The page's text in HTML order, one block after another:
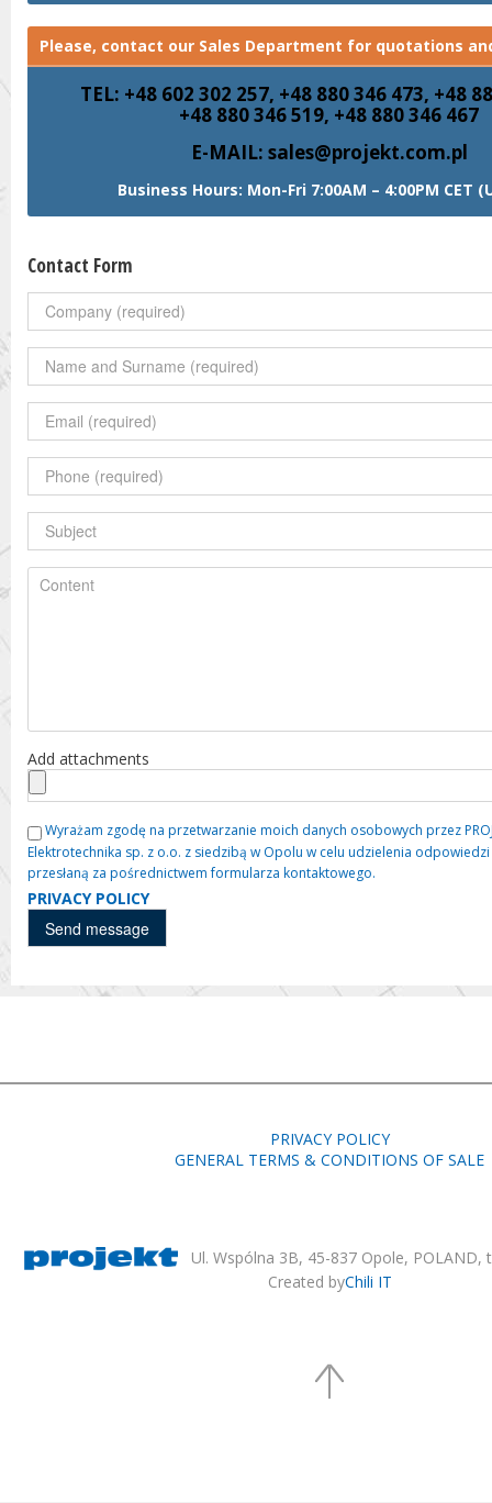
Please, contact our Sales Department for quotations
TEL: +48 602 302 257, +48 880 346 473, +48
+48 880 346 519, +48 880 346 467
E-MAIL: sales@projekt.com.pl
Business Hours: Mon-Fri 7:00AM – 4:00PM CET
Contact Form
Add attachments
Wyrażam zgodę na przetwarzanie moich danych osobowych przez
Elektrotechnika sp. z o.o. z siedzibą w Opolu w celu udzielenia
przesłaną za pośrednictwem formularza kontaktowego.
PRIVACY POLICY
PRIVACY POLICY
GENERAL TERMS & CONDITIONS OF SALE
Ul. Wspólna 3B, 45-837 Opole, POLAND,
Created byChili IT